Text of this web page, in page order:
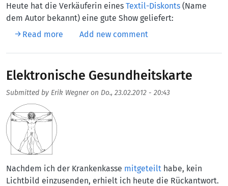
Heute hat die Verkäuferin eines Textil-Diskonts (Name
dem Autor bekannt) eine gute Show geliefert:
Read more about girocard Mindestbetrag
Add new comment
Elektronische Gesundheitskarte
Submitted by Erik Wegneron Do., 23.02.2012 - 20:43
Aufmacherbild
Nachdem ich der Krankenkasse mitgeteilt habe, kein
Lichtbild einzusenden, erhielt ich heute die Rückantwort.